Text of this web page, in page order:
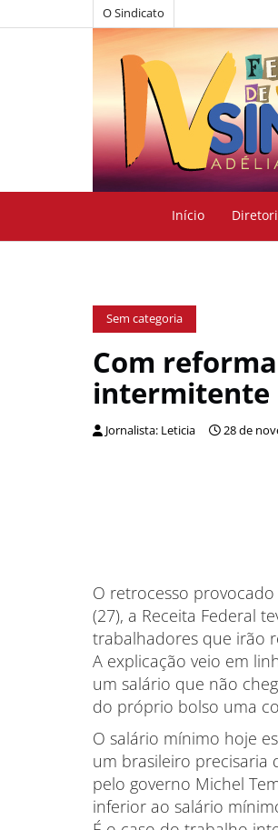
O Sindicato
Início
Sem categoria
Com
intermitente
Jornalista: Leticia 28 de
O retrocesso
(27), a Receita Federal
trabalhadores que irão
A explicação veio em
um salário que não
do próprio bolso uma
O salário mínimo hoje
um brasileiro precisaria
pelo governo Michel
inferior ao salário